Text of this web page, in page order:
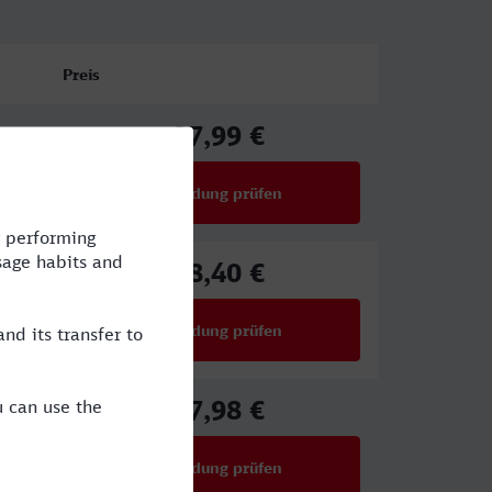
Preis
27,99 €
Verbindung prüfen
78,40 €
Verbindung prüfen
17,98 €
Verbindung prüfen